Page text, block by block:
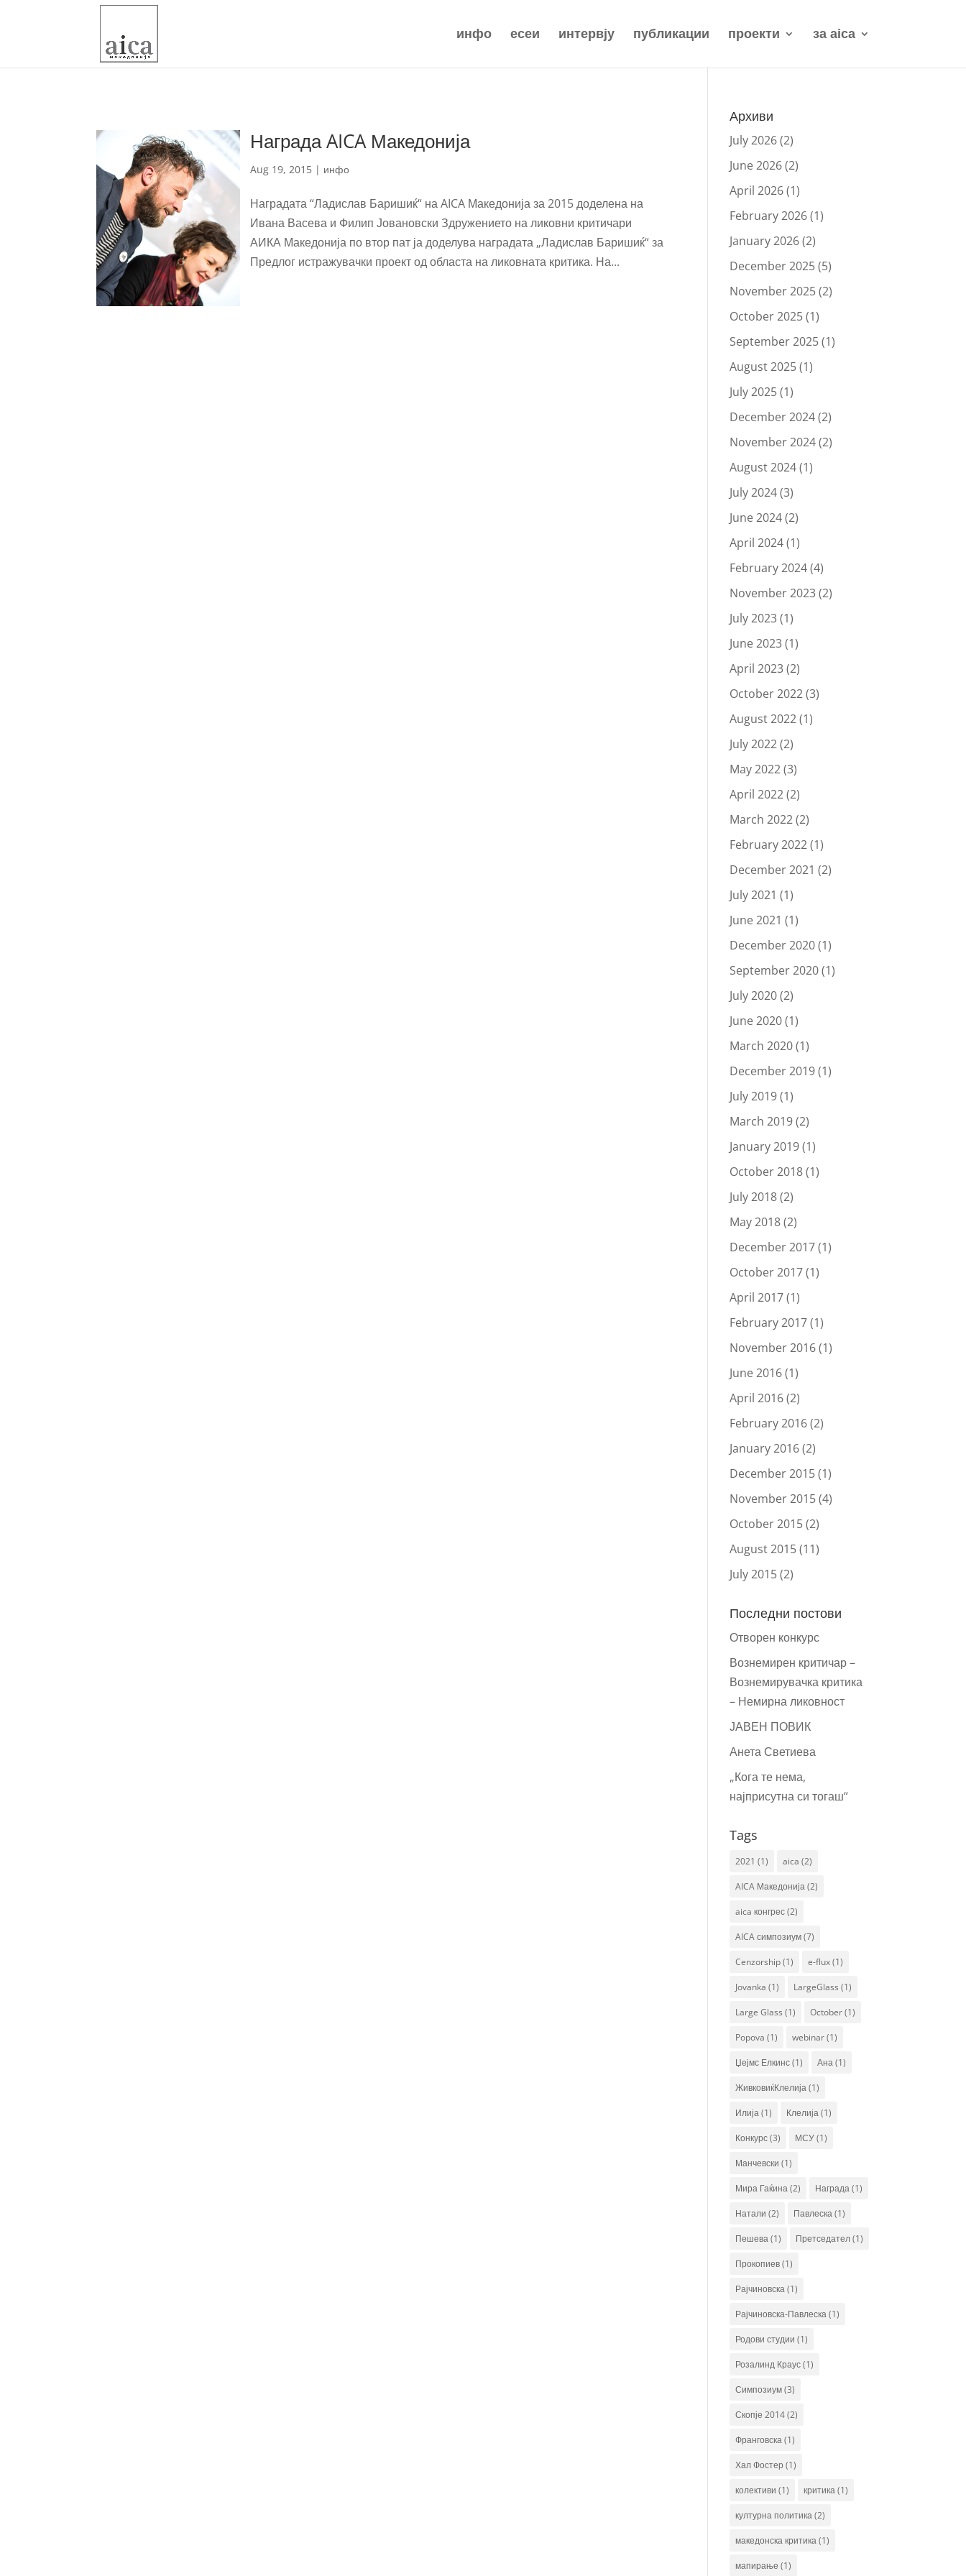
инфо есеи интервју публикации проекти за aica
Награда AICA Македонија
Aug 19, 2015 | инфо
Наградата “Ладислав Баришиќ“ на AICA Македонија за 2015 доделена на
Ивана Васева и Филип Јовановски Здружението на ликовни критичари
АИКА Македонија по втор пат ја доделува наградата „Ладислав Баришиќ“ за
Предлог истражувачки проект од областа на ликовната критика. На...
Архиви
July 2026(2)
June 2026(2)
April 2026(1)
February 2026(1)
January 2026(2)
December 2025(5)
November 2025(2)
October 2025(1)
September 2025(1)
August 2025(1)
July 2025(1)
December 2024(2)
November 2024(2)
August 2024(1)
July 2024(3)
June 2024(2)
April 2024(1)
February 2024(4)
November 2023(2)
July 2023(1)
June 2023(1)
April 2023(2)
October 2022(3)
August 2022(1)
July 2022(2)
May 2022(3)
April 2022(2)
March 2022(2)
February 2022(1)
December 2021 (2)
July 2021 (1)
June 2021 (1)
December 2020(1)
September 2020(1)
July 2020(2)
June 2020(1)
March 2020(1)
December 2019(1)
July 2019(1)
March 2019(2)
January 2019(1)
October 2018(1)
July 2018(2)
May 2018(2)
December 2017(1)
October 2017(1)
April 2017(1)
February 2017(1)
November 2016(1)
June 2016(1)
April 2016(2)
February 2016(2)
January 2016(2)
December 2015(1)
November 2015(4)
October 2015(2)
August 2015(11)
July 2015(2)
Последни постови
Отворен конкурс
Вознемирен критичар –
Вознемирувачка критика
– Немирна ликовност
ЈАВЕН ПОВИК
Анета Светиева
„Кога те нема,
најприсутна си тогаш“
Tags
2021 (1) aica (2)
AICA Македонија(2)
aica конгрес(2)
AICA симпозиум(7)
Cenzorship(1) e-flux(1)
Jovanka (1) LargeGlass (1)
Large Glass (1) October(1)
Popova (1) webinar(1)
Џејмс Елкинс(1) Ана(1)
ЖивковиќКлелија(1)
Илија(1) Клелија(1)
Конкурс(3) МСУ(1)
Манчевски (1)
Мира Гаќина(2) Награда(1)
Натали (2) Павлеска(1)
Пешева(1) Претседател(1)
Прокопиев(1)
Рајчиновска(1)
Рајчиновска-Павлеска(1)
Родови студии (1)
Розалинд Краус(1)
Симпозиум(3)
Скопје 2014(2)
Франговска(1)
Хал Фостер (1)
колективи (1) критика(1)
културна политика(2)
македонска критика(1)
мапирање (1)